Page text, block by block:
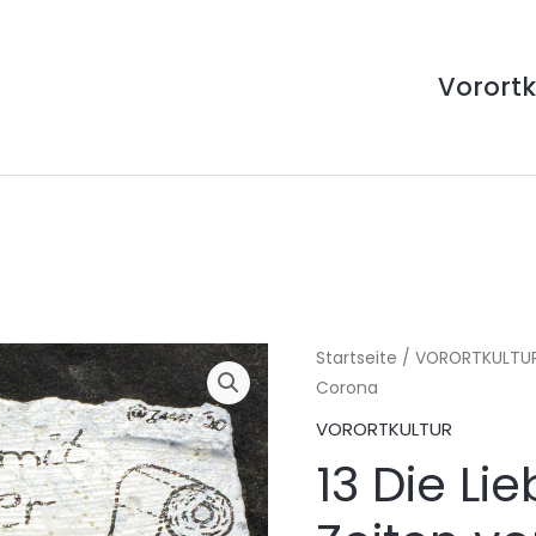
Startseite /
Corona
VORORTKULTUR
13 Die